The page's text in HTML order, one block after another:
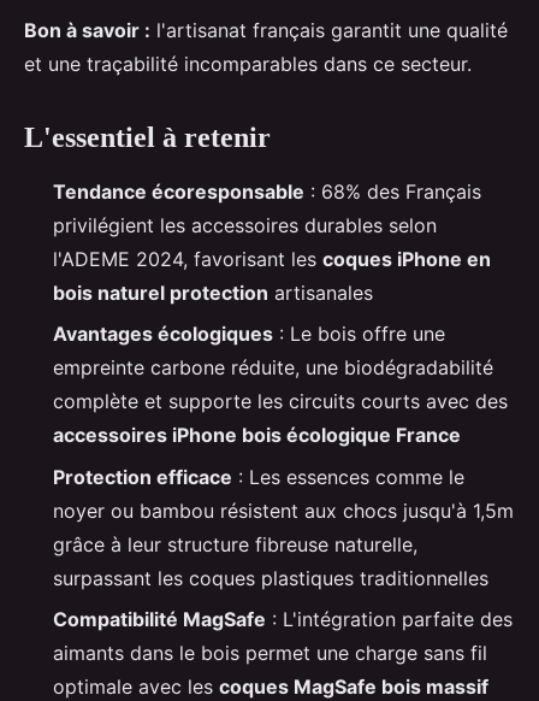
Bon à savoir : l'artisanat français garantit une qualité
et une traçabilité incomparables dans ce secteur.
L'essentiel à retenir
Tendance écoresponsable : 68% des Français
privilégient les accessoires durables selon
l'ADEME 2024, favorisant les coques iPhone en
bois naturel protection artisanales
Avantages écologiques : Le bois offre une
empreinte carbone réduite, une biodégradabilité
complète et supporte les circuits courts avec des
accessoires iPhone bois écologique France
Protection efficace : Les essences comme le
noyer ou bambou résistent aux chocs jusqu'à 1,5m
grâce à leur structure fibreuse naturelle,
surpassant les coques plastiques traditionnelles
Compatibilité MagSafe : L'intégration parfaite des
aimants dans le bois permet une charge sans fil
optimale avec les coques MagSafe bois massif